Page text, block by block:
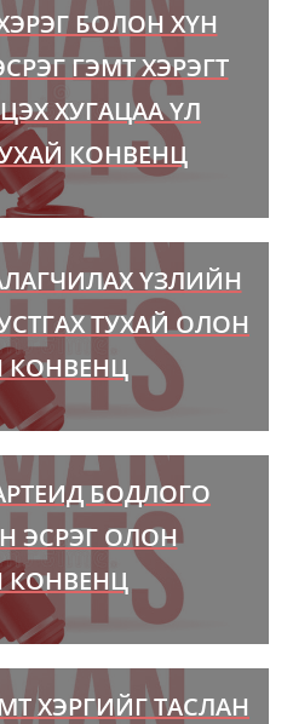
БОЛОН ХҮН
ГЭМТ ХЭРЭГТ
ХУГАЦАА ҮЛ
КОНВЕНЦ
ҮЗЛИЙН
ТУХАЙ ОЛОН
КОНВЕНЦ
БОДЛОГО
ЭСРЭГ ОЛОН
КОНВЕНЦ
ХЭРГИЙГ ТАСЛАН